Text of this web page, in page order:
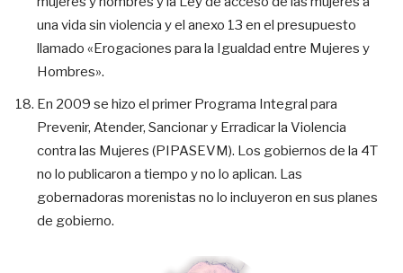
una vida sin violencia y el anexo 13 en el presupuesto
llamado «Erogaciones para la Igualdad entre Mujeres y
Hombres».
En 2009 se hizo el primer Programa Integral para
Prevenir, Atender, Sancionar y Erradicar la Violencia
contra las Mujeres (PIPASEVM). Los gobiernos de la 4T
no lo publicaron a tiempo y no lo aplican. Las
gobernadoras morenistas no lo incluyeron en sus planes
de gobierno.